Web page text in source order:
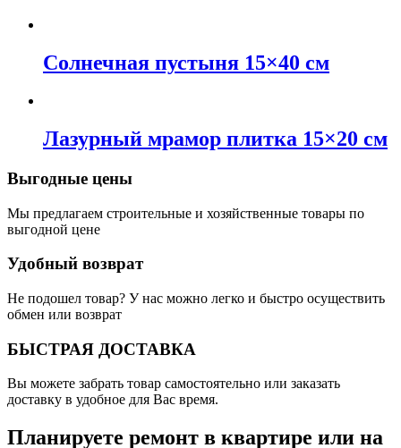
Солнечная пустыня 15×40 см
Лазурный мрамор плитка 15×20 см
Выгодные цены
Мы предлагаем строительные и хозяйственные товары по
выгодной цене
Удобный возврат
Не подошел товар? У нас можно легко и быстро осуществить
обмен или возврат
БЫСТРАЯ ДОСТАВКА
Вы можете забрать товар самостоятельно или заказать
доставку в удобное для Вас время.
Планируете ремонт в квартире или на